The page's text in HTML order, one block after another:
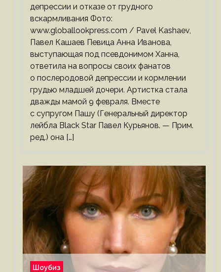
депрессии и отказе от грудного
вскармливания Фото:
www.globallookpress.com / Pavel Kashaev,
Павел Кашаев Певица Анна Иванова,
выступающая под псевдонимом Ханна,
ответила на вопросы своих фанатов
о послеродовой депрессии и кормлении
грудью младшей дочери. Артистка стала
дважды мамой 9 февраля. Вместе
с супругом Пашу (Генеральный директор
лейбла Black Star Павел Курьянов. — Прим.
ред.) она […]
Шоубиз